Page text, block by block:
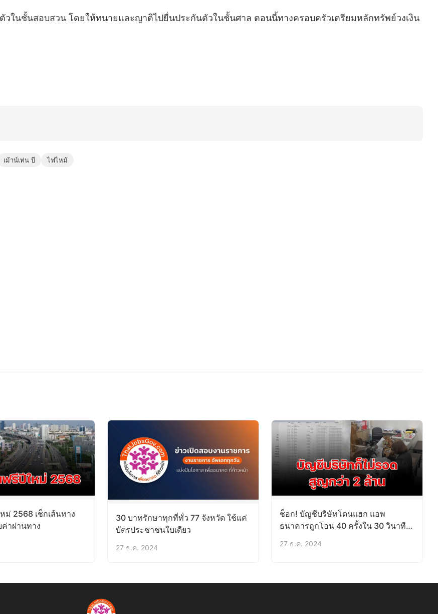
วในชั้นสอบสวน โดยให้ทนายและญาติไปยื่นประกันตัวในชั้นศาล ตอนนี้ทางครอบครัวเตรียมหลักทรัพย์วงเงิน
เม้าน์เท่น บี ไฟไหม้
ม่ 2568 เช็กเส้นทาง
ค่าผ่านทาง
30 บาทรักษาทุกที่ทั่ว 77 จังหวัด ใช้แค่
บัตรประชาชนใบเดียว
27 ธ.ค. 2024
ช็อก! บัญชีบริษัทโดนแฮก แอพ
ธนาคารถูกโอน 40 ครั้งใน 30 วินาที
27 ธ.ค. 2024